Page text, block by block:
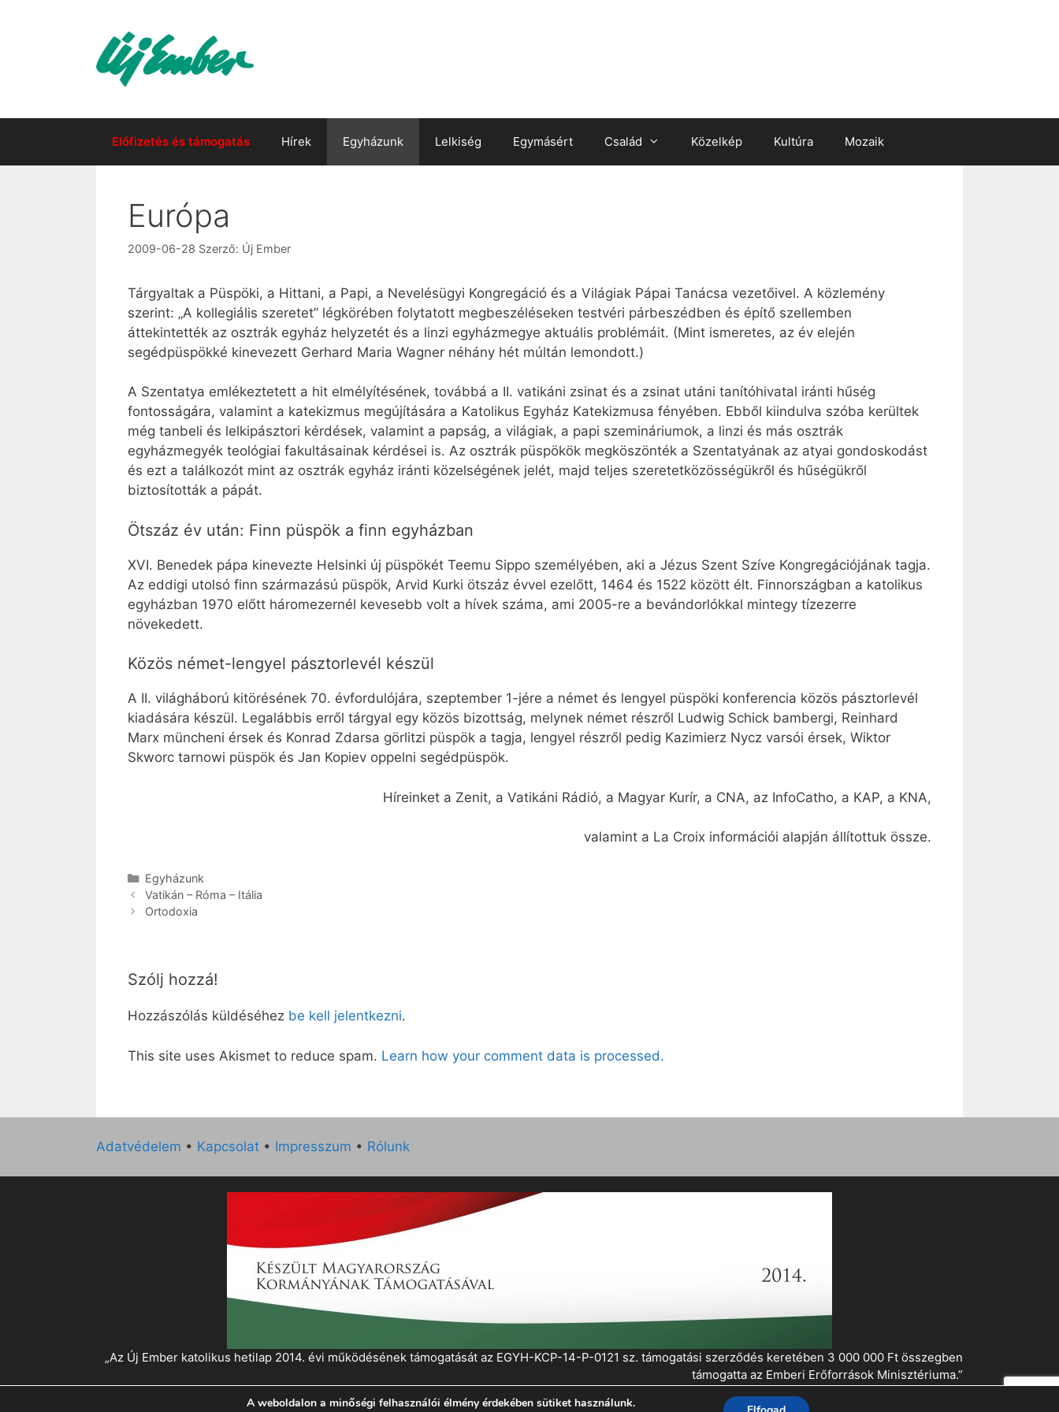
Előfizetés és támogatás Hírek Egyházunk Lelkiség Egymásért Család Közelkép Kultúra Mozaik
Európa
2009-06-28 Szerző: Új Ember
Tárgyaltak a Püspöki, a Hittani, a Papi, a Nevelésügyi Kongregáció és a Világiak Pápai Tanácsa vezetőivel. A közlemény
szerint: „A kollegiális szeretet” légkörében folytatott megbeszéléseken testvéri párbeszédben és építő szellemben
áttekintették az osztrák egyház helyzetét és a linzi egyházmegye aktuális problémáit. (Mint ismeretes, az év elején
segédpüspökké kinevezett Gerhard Maria Wagner néhány hét múltán lemondott.)
A Szentatya emlékeztetett a hit elmélyítésének, továbbá a II. vatikáni zsinat és a zsinat utáni tanítóhivatal iránti hűség
fontosságára, valamint a katekizmus megújítására a Katolikus Egyház Katekizmusa fényében. Ebből kiindulva szóba kerültek
még tanbeli és lelkipásztori kérdések, valamint a papság, a világiak, a papi szemináriumok, a linzi és más osztrák
egyházmegyék teológiai fakultásainak kérdései is. Az osztrák püspökök megköszönték a Szentatyának az atyai gondoskodást
és ezt a találkozót mint az osztrák egyház iránti közelségének jelét, majd teljes szeretetközösségükről és hűségükről
biztosították a pápát.
Ötszáz év után: Finn püspök a finn egyházban
XVI. Benedek pápa kinevezte Helsinki új püspökét Teemu Sippo személyében, aki a Jézus Szent Szíve Kongregációjának tagja.
Az eddigi utolsó finn származású püspök, Arvid Kurki ötszáz évvel ezelőtt, 1464 és 1522 között élt. Finnországban a katolikus
egyházban 1970 előtt háromezernél kevesebb volt a hívek száma, ami 2005-re a bevándorlókkal mintegy tízezerre
növekedett.
Közös német-lengyel pásztorlevél készül
A II. világháború kitörésének 70. évfordulójára, szeptember 1-jére a német és lengyel püspöki konferencia közös pásztorlevél
kiadására készül. Legalábbis erről tárgyal egy közös bizottság, melynek német részről Ludwig Schick bambergi, Reinhard
Marx müncheni érsek és Konrad Zdarsa görlitzi püspök a tagja, lengyel részről pedig Kazimierz Nycz varsói érsek, Wiktor
Skworc tarnowi püspök és Jan Kopiev oppelni segédpüspök.
Híreinket a Zenit, a Vatikáni Rádió, a Magyar Kurír, a CNA, az InfoCatho, a KAP, a KNA,
valamint a La Croix információi alapján állítottuk össze.
Kategória
Egyházunk
Vatikán – Róma – Itália
Ortodoxia
Szólj hozzá!
Hozzászólás küldéséhez be kell jelentkezni.
This site uses Akismet to reduce spam. Learn how your comment data is processed.
Adatvédelem • Kapcsolat • Impresszum • Rólunk
„Az Új Ember katolikus hetilap 2014. évi működésének támogatását az EGYH-KCP-14-P-0121 sz. támogatási szerződés keretében 3 000 000 Ft összegben
támogatta az Emberi Erőforrások Minisztériuma.”
A weboldalon a minőségi felhasználói élmény érdekében sütiket használunk.